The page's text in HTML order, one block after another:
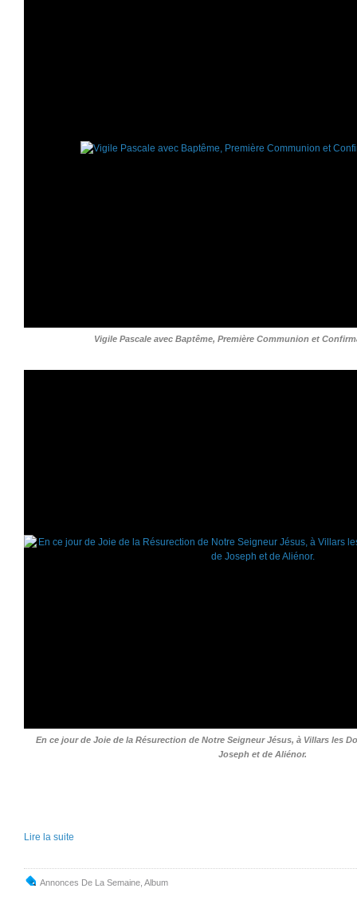
Vigile Pascale avec Baptême, Première Communion et
En ce jour de Joie de la Résurection de Notre Seigneur Jésus, à Villars les
Joseph et de Aliénor.
Lire la suite
Annonces De La Semaine Album